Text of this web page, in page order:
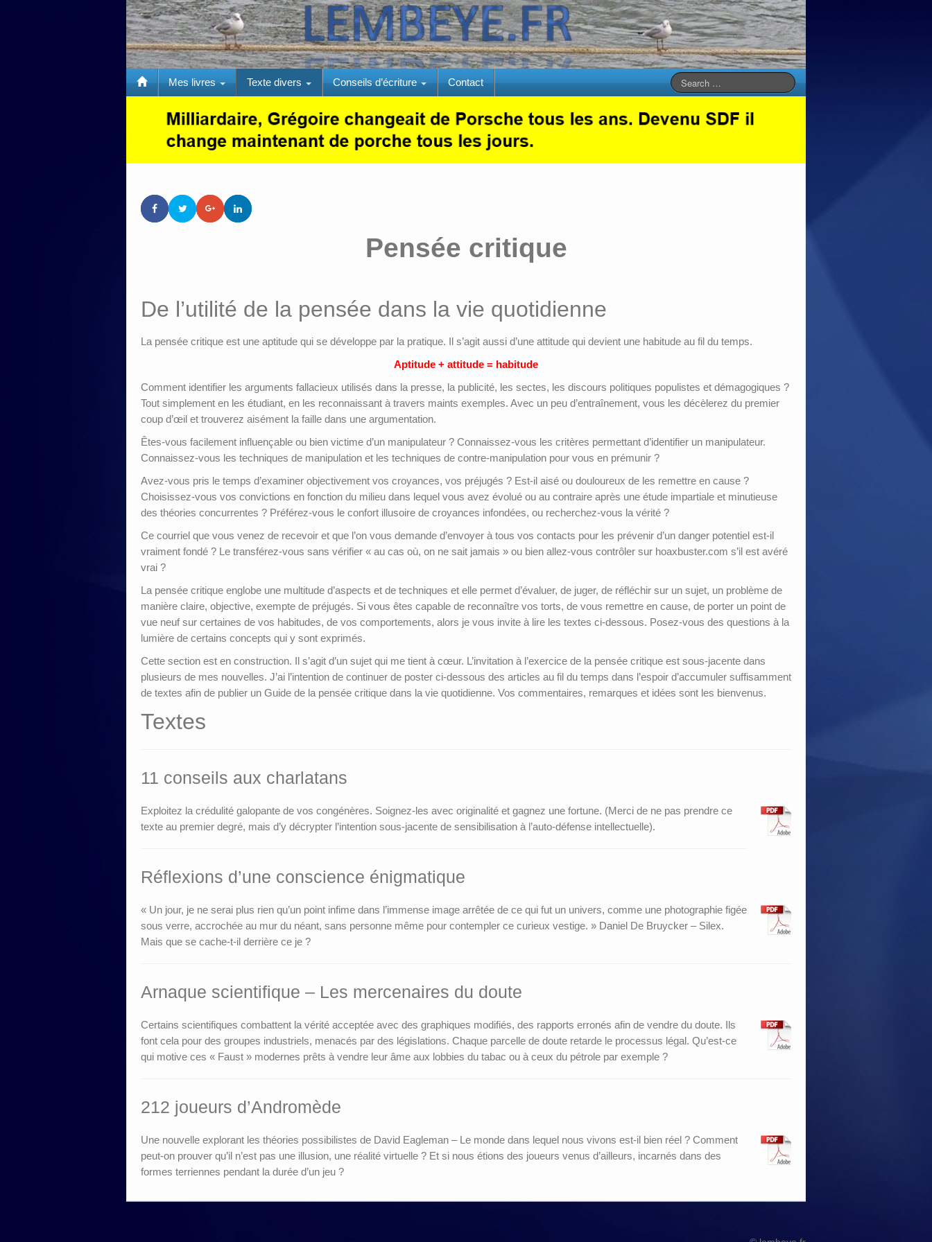
Mes livres Texte divers Conseils d’écriture Contact
Pensée critique
De l’utilité de la pensée dans la vie quotidienne
La pensée critique est une aptitude qui se développe par la pratique. Il s’agit aussi d’une attitude qui devient une habitude au fil du temps.
Aptitude + attitude = habitude
Comment identifier les arguments fallacieux utilisés dans la presse, la publicité, les sectes, les discours politiques populistes et démagogiques ?
Tout simplement en les étudiant, en les reconnaissant à travers maints exemples. Avec un peu d’entraînement, vous les décèlerez du premier
coup d’œil et trouverez aisément la faille dans une argumentation.
Êtes-vous facilement influençable ou bien victime d’un manipulateur ? Connaissez-vous les critères permettant d’identifier un manipulateur.
Connaissez-vous les techniques de manipulation et les techniques de contre-manipulation pour vous en prémunir ?
Avez-vous pris le temps d’examiner objectivement vos croyances, vos préjugés ? Est-il aisé ou douloureux de les remettre en cause ?
Choisissez-vous vos convictions en fonction du milieu dans lequel vous avez évolué ou au contraire après une étude impartiale et minutieuse
des théories concurrentes ? Préférez-vous le confort illusoire de croyances infondées, ou recherchez-vous la vérité ?
Ce courriel que vous venez de recevoir et que l’on vous demande d’envoyer à tous vos contacts pour les prévenir d’un danger potentiel est-il
vraiment fondé ? Le transférez-vous sans vérifier « au cas où, on ne sait jamais » ou bien allez-vous contrôler sur hoaxbuster.com s’il est avéré
vrai ?
La pensée critique englobe une multitude d’aspects et de techniques et elle permet d’évaluer, de juger, de réfléchir sur un sujet, un problème de
manière claire, objective, exempte de préjugés. Si vous êtes capable de reconnaître vos torts, de vous remettre en cause, de porter un point de
vue neuf sur certaines de vos habitudes, de vos comportements, alors je vous invite à lire les textes ci-dessous. Posez-vous des questions à la
lumière de certains concepts qui y sont exprimés.
Cette section est en construction. Il s’agit d’un sujet qui me tient à cœur. L’invitation à l’exercice de la pensée critique est sous-jacente dans
plusieurs de mes nouvelles. J’ai l’intention de continuer de poster ci-dessous des articles au fil du temps dans l’espoir d’accumuler suffisamment
de textes afin de publier un Guide de la pensée critique dans la vie quotidienne. Vos commentaires, remarques et idées sont les bienvenus.
Textes
11 conseils aux charlatans
Exploitez la crédulité galopante de vos congénères. Soignez-les avec originalité et gagnez une fortune. (Merci de ne pas prendre ce
texte au premier degré, mais d’y décrypter l’intention sous-jacente de sensibilisation à l’auto-défense intellectuelle).
Réflexions d’une conscience énigmatique
« Un jour, je ne serai plus rien qu’un point infime dans l’immense image arrêtée de ce qui fut un univers, comme une photographie figée
sous verre, accrochée au mur du néant, sans personne même pour contempler ce curieux vestige. » Daniel De Bruycker – Silex.
Mais que se cache-t-il derrière ce je ?
Arnaque scientifique – Les mercenaires du doute
Certains scientifiques combattent la vérité acceptée avec des graphiques modifiés, des rapports erronés afin de vendre du doute. Ils
font cela pour des groupes industriels, menacés par des législations. Chaque parcelle de doute retarde le processus légal. Qu’est-ce
qui motive ces « Faust » modernes prêts à vendre leur âme aux lobbies du tabac ou à ceux du pétrole par exemple ?
212 joueurs d’Andromède
Une nouvelle explorant les théories possibilistes de David Eagleman – Le monde dans lequel nous vivons est-il bien réel ? Comment
peut-on prouver qu’il n’est pas une illusion, une réalité virtuelle ? Et si nous étions des joueurs venus d’ailleurs, incarnés dans des
formes terriennes pendant la durée d’un jeu ?